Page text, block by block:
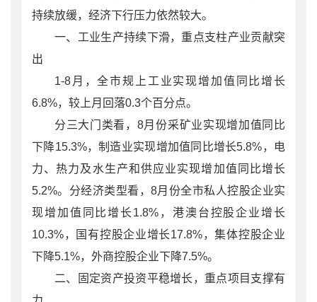
持续放缓，经济下行压力依然较大。
一、工业生产持续下滑，重点支柱产业贡献突
出
1-8月，全市规上工业实现增加值同比增长
6.8%，较上月回落0.3个百分点。
分三大门类看，8月份采矿业实现增加值同比
下降15.3%，制造业实现增加值同比增长5.8%，电
力、热力及水生产和供应业实现增加值同比增长
5.2%。分经济类型看，8月份全市私人控股企业实
现增加值同比增长1.8%，港澳台控股企业增长
10.3%，国有控股企业增长17.8%，集体控股企业
下降5.1%，外商控股企业下降7.5%。
二、固定资产投资平稳增长，重点项目支撑有